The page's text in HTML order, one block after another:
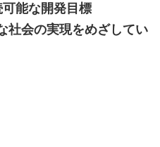
能な開発目標
社会の実現をめざしてい